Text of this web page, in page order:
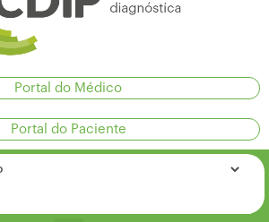
Portal do Médico
Portal do Paciente